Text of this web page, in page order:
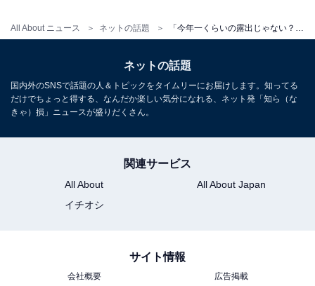
All About ニュース ネットの話題
ネットの話題
国内外のSNSで話題の人＆トピックをタイムリーにお届けします。知ってる
だけでちょっと得する、なんだか楽しい気分になれる、ネット発「知ら（な
きゃ）損」ニュースが盛りだくさん。
関連サービス
All About
All About Japan
イチオシ
サイト情報
会社概要
広告掲載